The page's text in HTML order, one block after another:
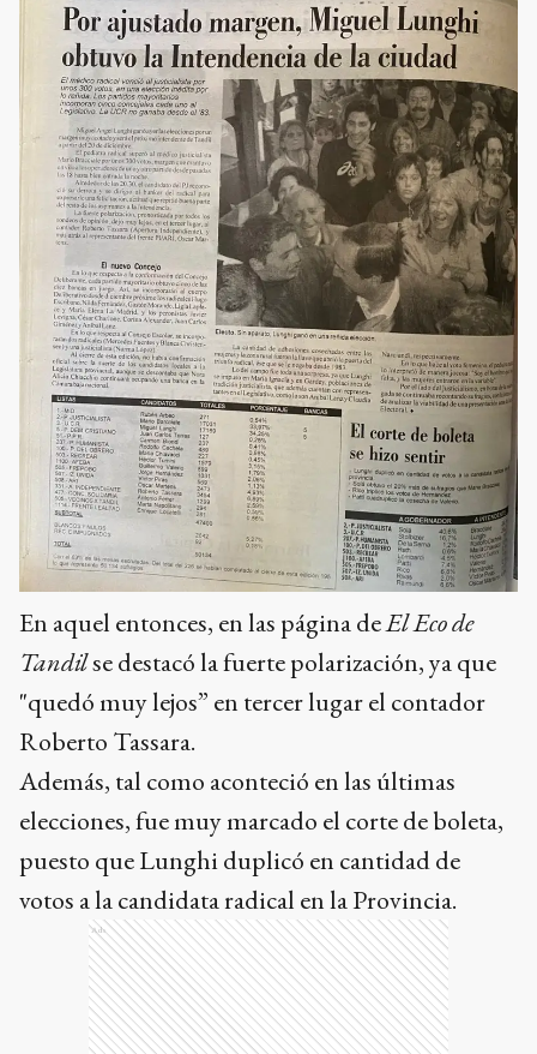
En aquel entonces, en las página deEl Eco de
Tandilse destacó la fuerte polarización, ya que
"quedó muy lejos” en tercer lugar el contador
Roberto Tassara.
Además, tal como aconteció en las últimas
elecciones, fue muy marcado el corte de boleta,
puesto que Lunghi duplicó en cantidad de
votos a la candidata radical en la Provincia.
Ads